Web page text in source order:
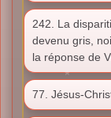
242. La
devenu gris,
la réponse de
77. Jésus-